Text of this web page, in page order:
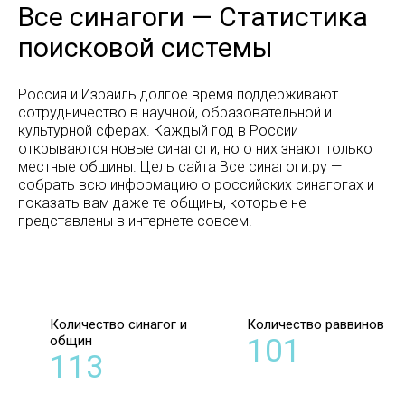
Все синагоги — Статистика
поисковой системы
Россия и Израиль долгое время поддерживают
сотрудничество в научной, образовательной и
культурной сферах. Каждый год в России
открываются новые синагоги, но о них знают только
местные общины. Цель сайта Все синагоги.ру —
собрать всю информацию о российских синагогах и
показать вам даже те общины, которые не
представлены в интернете совсем.
Количество синагог и
общин
113
Количество раввинов
101